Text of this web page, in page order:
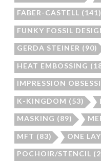
FABER-CASTELL (141)
FUNKY FOSSIL
GERDA STEINER (90)
HEAT EMBOSSING
IMPRESSION
K-KINGDOM (53)
MASKING (89)
MFT (83) ONE
POCHOIR/STENCIL